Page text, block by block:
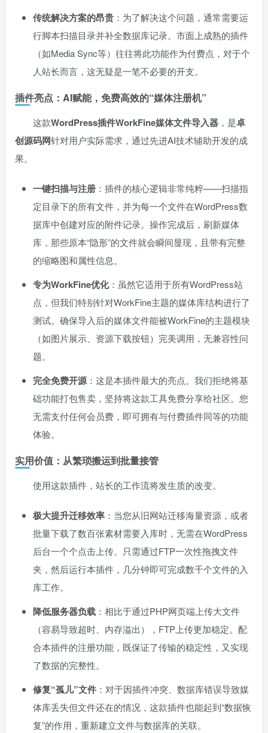
传统解决方案的昂贵 ：为了解决这个问题，通常需要运
行脚本扫描目录并补全数据库记录。市面上成熟的插件
（如Media Sync等）往往将此功能作为付费点，对于个
人站长而言，这无疑是一笔不必要的开支。
插件亮点：AI赋能，免费高效的“媒体注册机”
这款WordPress插件WorkFine媒体文件导入器 ，是卓
创源码网针对用户实际需求，通过先进AI技术辅助开发的成
果。
一键扫描与注册 ：插件的核心逻辑非常纯粹——扫描指
定目录下的所有文件，并为每一个文件在WordPress数
据库中创建对应的附件记录。操作完成后，刷新媒体
库，那些原本“隐形”的文件就会瞬间显现，且带有完整
的缩略图和属性信息。
专为WorkFine优化：虽然它适用于所有WordPress站
点，但我们特别针对WorkFine主题的媒体库结构进行了
测试。确保导入后的媒体文件能被WorkFine的主题模块
（如图片展示、资源下载按钮）完美调用，无兼容性问
题。
完全免费开源 ：这是本插件最大的亮点。我们拒绝将基
础功能打包售卖，坚持将这款工具免费分享给社区。您
无需支付任何会员费，即可拥有与付费插件同等的功能
体验。
实用价值：从繁琐搬运到批量接管
使用这款插件，站长的工作流将发生质的改变。
极大提升迁移效率 ：当您从旧网站迁移海量资源，或者
批量下载了数百张素材需要入库时，无需在WordPress
后台一个个点击上传。只需通过FTP一次性拖拽文件
夹，然后运行本插件，几分钟即可完成数千个文件的入
库工作。
降低服务器负载 ：相比于通过PHP网页端上传大文件
（容易导致超时、内存溢出），FTP上传更加稳定。配
合本插件的注册功能，既保证了传输的稳定性，又实现
了数据的完整性。
修复“孤儿”文件 ：对于因插件冲突、数据库错误导致媒
体库丢失但文件还在的情况，这款插件也能起到“数据恢
复”的作用，重新建立文件与数据库的关联。